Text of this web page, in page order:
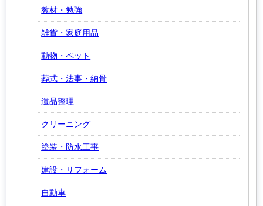
教材・勉強
雑貨・家庭用品
動物・ペット
葬式・法事・納骨
遺品整理
クリーニング
塗装・防水工事
建設・リフォーム
自動車